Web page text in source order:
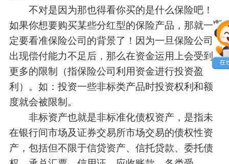
不对是因为那也得看你买的是什么保险吧！
如果你想要购买某些分红型的保险产品，那就一
定要看准保险公司的背景了！因为一旦保险公司
出现偿付能力不足后，那么在资金运用上会受到
更多的限制（指保险公司利用资金进行投资盈
利）。如：投资一些非标类产品时投资权利和额
度就会被限制。
非标资产也就是非标准化债权资产，是指未
在银行间市场及证券交易所市场交易的债权性资
产，包括但不限于信贷资产、信托贷款、委托债